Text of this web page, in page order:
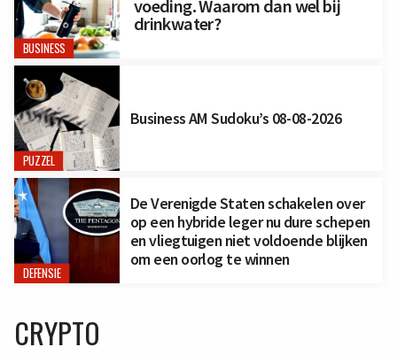
BUSINESS
voeding. Waarom dan wel bij
drinkwater?
PUZZEL
Business AM Sudoku’s 08-08-2026
DEFENSIE
De Verenigde Staten schakelen over
op een hybride leger nu dure schepen
en vliegtuigen niet voldoende blijken
om een oorlog te winnen
CRYPTO